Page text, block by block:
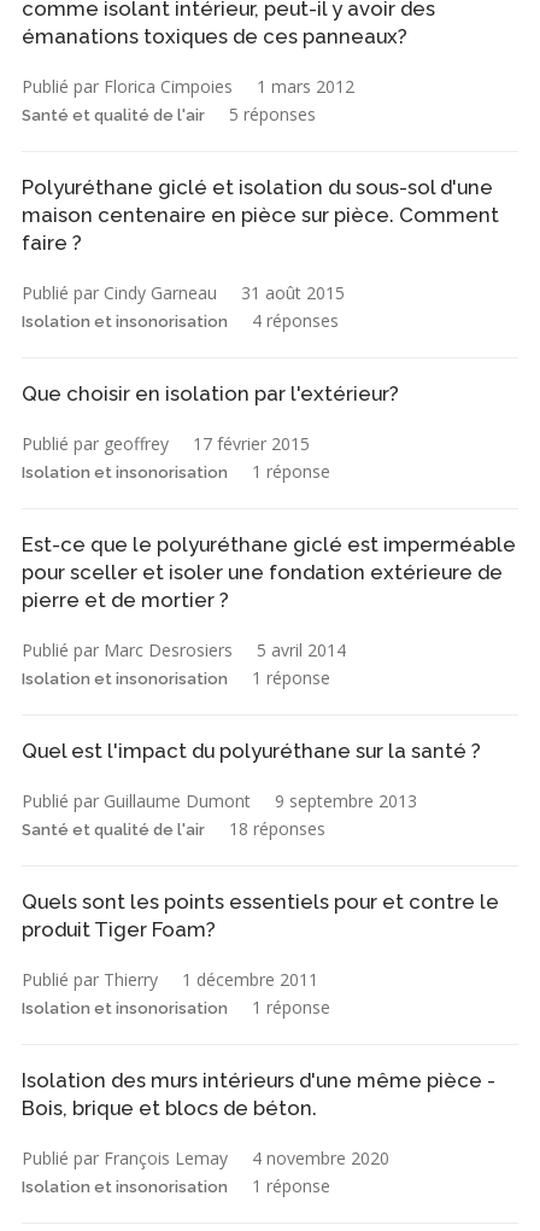
comme isolant intérieur, peut-il y avoir des
émanations toxiques de ces panneaux?
Publié par Florica Cimpoies 1 mars 2012
Santé et qualité de l'air 5 réponses
Polyuréthane giclé et isolation du sous-sol d'une
maison centenaire en pièce sur pièce. Comment
faire ?
Publié par Cindy Garneau 31 août 2015
Isolation et insonorisation 4 réponses
Que choisir en isolation par l'extérieur?
Publié par geoffrey 17 février 2015
Isolation et insonorisation 1 réponse
Est-ce que le polyuréthane giclé est imperméable
pour sceller et isoler une fondation extérieure de
pierre et de mortier ?
Publié par Marc Desrosiers 5 avril 2014
Isolation et insonorisation 1 réponse
Quel est l'impact du polyuréthane sur la santé ?
Publié par Guillaume Dumont 9 septembre 2013
Santé et qualité de l'air 18 réponses
Quels sont les points essentiels pour et contre le
produit Tiger Foam?
Publié par Thierry 1 décembre 2011
Isolation et insonorisation 1 réponse
Isolation des murs intérieurs d'une même pièce -
Bois, brique et blocs de béton.
Publié par François Lemay 4 novembre 2020
Isolation et insonorisation 1 réponse